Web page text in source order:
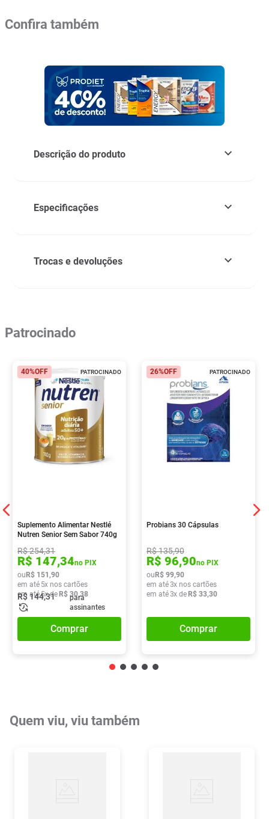
Confira também
Descrição do produto
Especificações
Trocas e devoluções
Patrocinado
PATROCINADO
40%OFF
Suplemento Alimentar Nestlé
Nutren Senior Sem Sabor 740g
R$254,31
R$ 147,34no PIX
ou R$ 151 ,90
em até 5x nos cartões
em até5x de R$ 30,38
R$144,31
para
assinantes
Comprar
PATROCINADO
26%OFF
Probians 30 Cápsulas
R$135,90
R$ 96,90no PIX
ou R$ 99,90
em até3x nos cartões
em até3x de R$ 33,30
Comprar
Quem viu, viu também